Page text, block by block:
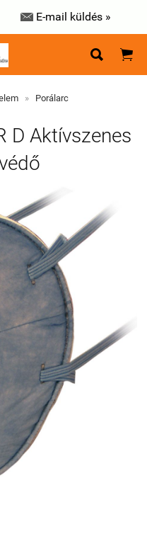
 E-mail küldés »
 
» Porálarc
D Aktívszenes